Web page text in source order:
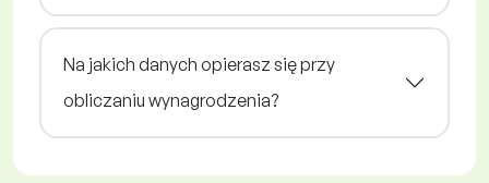
Na jakich danych opierasz się przy
obliczaniu wynagrodzenia?